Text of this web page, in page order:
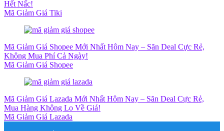
Hết Nấc!
Mã Giảm Giá Tiki
Mã Giảm Giá Shopee Mới Nhất Hôm Nay – Săn Deal Cực Rẻ,
Không Mua Phí Cả Ngày!
Mã Giảm Giá Shopee
Mã Giảm Giá Lazada Mới Nhất Hôm Nay – Săn Deal Cực Rẻ,
Mua Hàng Không Lo Về Giá!
Mã Giảm Giá Lazada